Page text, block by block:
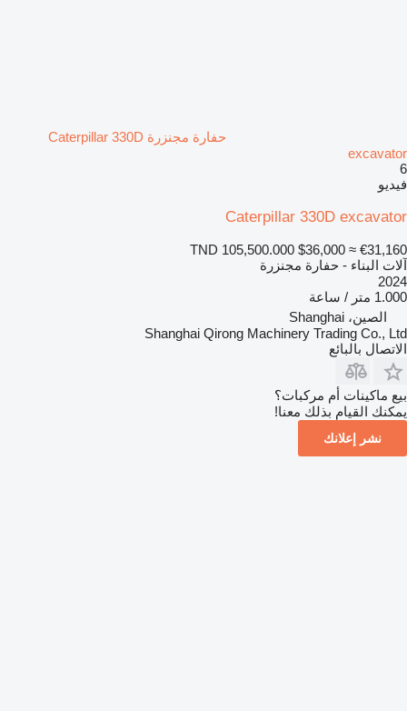
حفارة مجنزرة Caterpillar 330D
excavator
6
فيديو
Caterpillar 330D excavator
TND 105,500.000 $36,000 ≈ €31,160
آلات البناء - حفارة مجنزرة
2024
1.000 متر / ساعة
الصين، Shanghai
Shanghai Qirong Machinery Trading Co., Ltd
الاتصال بالبائع
بيع ماكينات أم مركبات؟
يمكنك القيام بذلك معنا!
نشر إعلانك